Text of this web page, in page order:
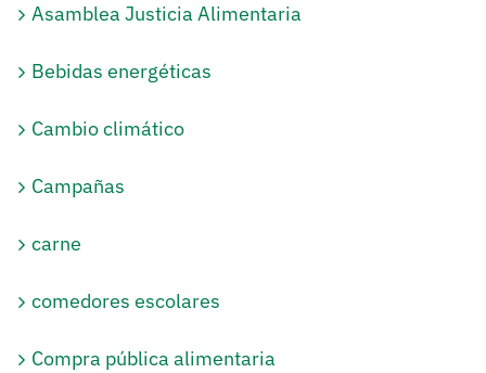
Asamblea Justicia Alimentaria
Bebidas energéticas
Cambio climático
Campañas
carne
comedores escolares
Compra pública alimentaria